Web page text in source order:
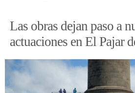
Las obras dejan paso a
actuaciones en El Pajar